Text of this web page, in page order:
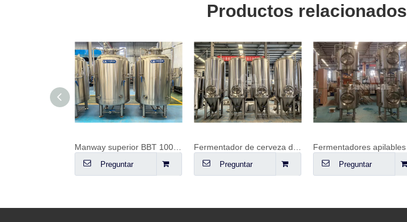
Productos relacionados
Preguntar Preguntar
Fermentadores apilables
Preguntar